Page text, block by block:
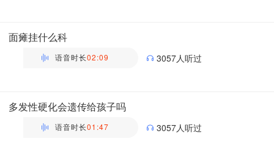
面瘫挂什么科
语音时长02:09 3057人听过
多发性硬化会遗传给孩子吗
语音时长01:47 3057人听过